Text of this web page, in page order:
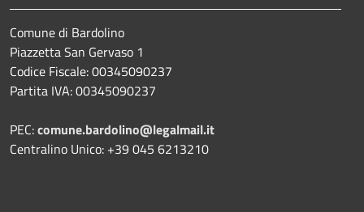
Comune di Bardolino
Piazzetta San Gervaso 1
Codice Fiscale: 00345090237
Partita IVA: 00345090237
PEC:comune.bardolino@legalmail.it
Centralino Unico: +39 045 6213210